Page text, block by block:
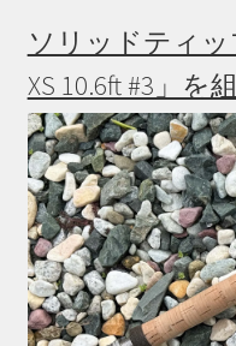
ソリッドティッ
XS 10.6ft #3」を